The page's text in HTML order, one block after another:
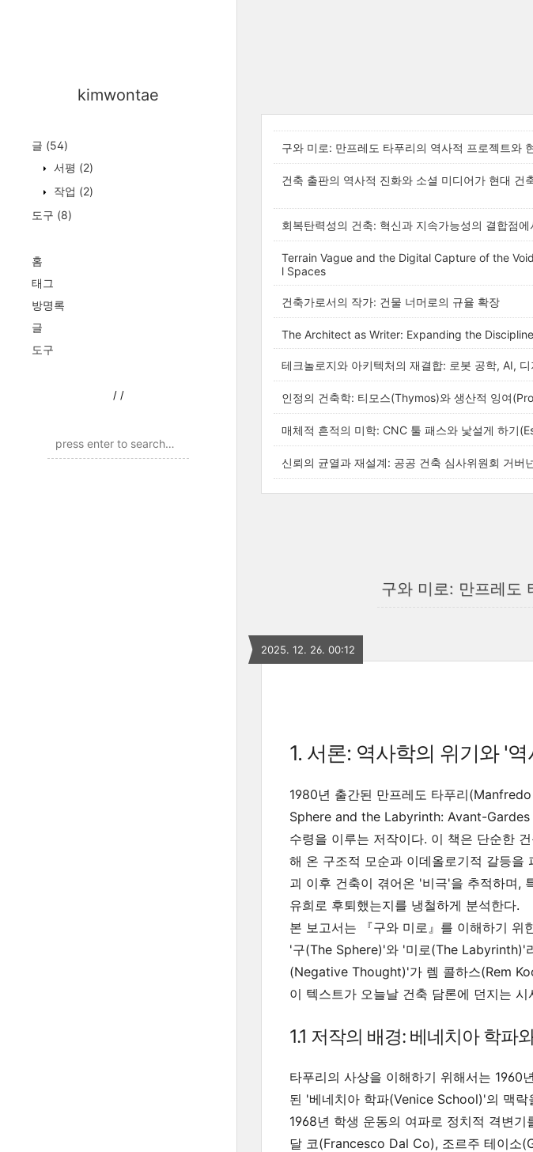
kimwontae
글 (54)
서평 (2)
작업 (2)
도구 (8)
홈
태그
방명록
글
도구
/ /
구와 미로: 만프레도 타푸리의 역사적 프로젝트와
건축 출판의 역사적 진화와 소셜 미디어가 현대
회복탄력성의 건축: 혁신과 지속가능성의 결합점
Terrain Vague and the Digital Capture of the
l Spaces
건축가로서의 작가: 건물 너머로의 규율 확장
The Architect as Writer: Expanding the
테크놀로지와 아키텍처의 재결합: 로봇 공학, AI,
인정의 건축학: 티모스(Thymos)와 생산적 잉여
매체적 흔적의 미학: CNC 툴 패스와 낯설게 하기
신뢰의 균열과 재설계: 공공 건축 심사위원회 거버
구와 미로: 만프레도
2025. 12. 26. 00:12
1. 서론: 역사학의 위기와 '
1980년 출간된 만프레도 타푸리
Sphere and the Labyrinth: Avant-
수령을 이루는 저작이다. 이 책은 단순한
해 온 구조적 모순과 이데올로기적 갈등을
괴 이후 건축이 겪어온 '비극'을 추적하며,
유희로 후퇴했는지를 냉철하게 분석한다.
본 보고서는 『구와 미로』를 이해하기 위
'구(The Sphere)'와 '미로(The Labyrinth)'
(Negative Thought)'가 렘 콜하스(Rem
이 텍스트가 오늘날 건축 담론에 던지는
1.1 저작의 배경: 베네치아 학파
타푸리의 사상을 이해하기 위해서는 1960
된 '베네치아 학파(Venice School)'의 맥
1968년 학생 운동의 여파로 정치적 격변
달 코(Francesco Dal Co), 조르주 테이소